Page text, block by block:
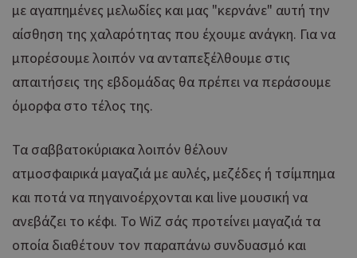
με αγαπημένες μελωδίες και μας "κερνάνε" αυτή την
αίσθηση της χαλαρότητας που έχουμε ανάγκη. Για να
μπορέσουμε λοιπόν να ανταπεξέλθουμε στις
απαιτήσεις της εβδομάδας θα πρέπει να περάσουμε
όμορφα στο τέλος της.
Τα σαββατοκύριακα λοιπόν θέλουν
ατμοσφαιρικά μαγαζιά με αυλές, μεζέδες ή τσίμπημα
και ποτά να πηγαινοέρχονται και live μουσική να
ανεβάζει το κέφι. Το WiZ σάς προτείνει μαγαζιά τα
οποία διαθέτουν τον παραπάνω συνδυασμό και